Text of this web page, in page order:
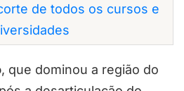
de todos os cursos e
, que dominou a região do